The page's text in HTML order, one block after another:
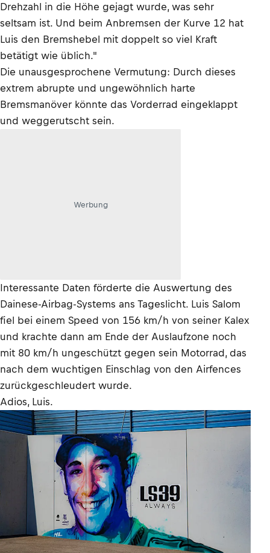
Drehzahl in die Höhe gejagt wurde, was sehr
seltsam ist. Und beim Anbremsen der Kurve 12 hat
Luis den Bremshebel mit doppelt so viel Kraft
betätigt wie üblich."
Die unausgesprochene Vermutung: Durch dieses
extrem abrupte und ungewöhnlich harte
Bremsmanöver könnte das Vorderrad eingeklappt
und weggerutscht sein.
Werbung
Interessante Daten förderte die Auswertung des
Dainese-Airbag-Systems ans Tageslicht. Luis Salom
fiel bei einem Speed von 156 km/h von seiner Kalex
und krachte dann am Ende der Auslaufzone noch
mit 80 km/h ungeschützt gegen sein Motorrad, das
nach dem wuchtigen Einschlag von den Airfences
zurückgeschleudert wurde.
Adios, Luis.